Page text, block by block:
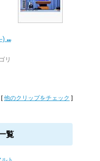
⑉
リ
[他のクリップをチェック ]
覧